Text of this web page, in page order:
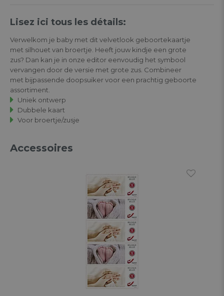
Lisez ici tous les détails:
Verwelkom je baby met dit velvetlook geboortekaartje
met silhouet van broertje. Heeft jouw kindje een grote
zus? Dan kan je in onze editor eenvoudig het symbool
vervangen door de versie met grote zus. Combineer
met bijpassende doopsuiker voor een prachtig geboorte
assortiment.
Uniek ontwerp
Dubbele kaart
Voor broertje/zusje
Accessoires